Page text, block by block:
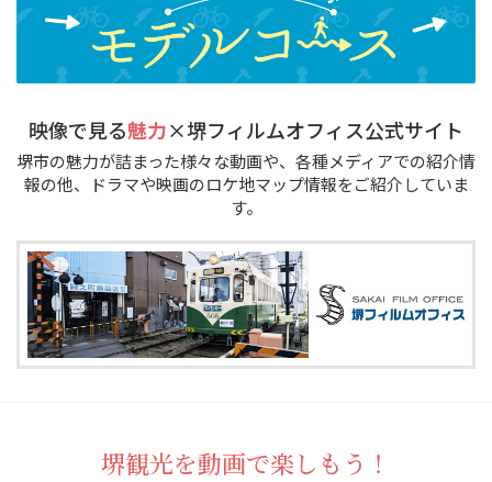
映像で見る魅力×堺フィルムオフィス公式サイト
堺市の魅力が詰まった様々な動画や、各種メディアでの紹介情
報の他、ドラマや映画のロケ地マップ情報をご紹介していま
す。
堺観光を動画で楽しもう！